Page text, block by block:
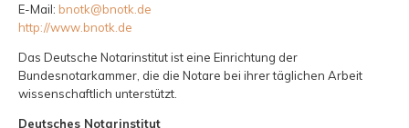
E-Mail: bnotk@bnotk.de
http://www.bnotk.de
Das Deutsche Notarinstitut ist eine Einrichtung der
Bundesnotarkammer, die die Notare bei ihrer täglichen Arbeit
wissenschaftlich unterstützt.
Deutsches Notarinstitut